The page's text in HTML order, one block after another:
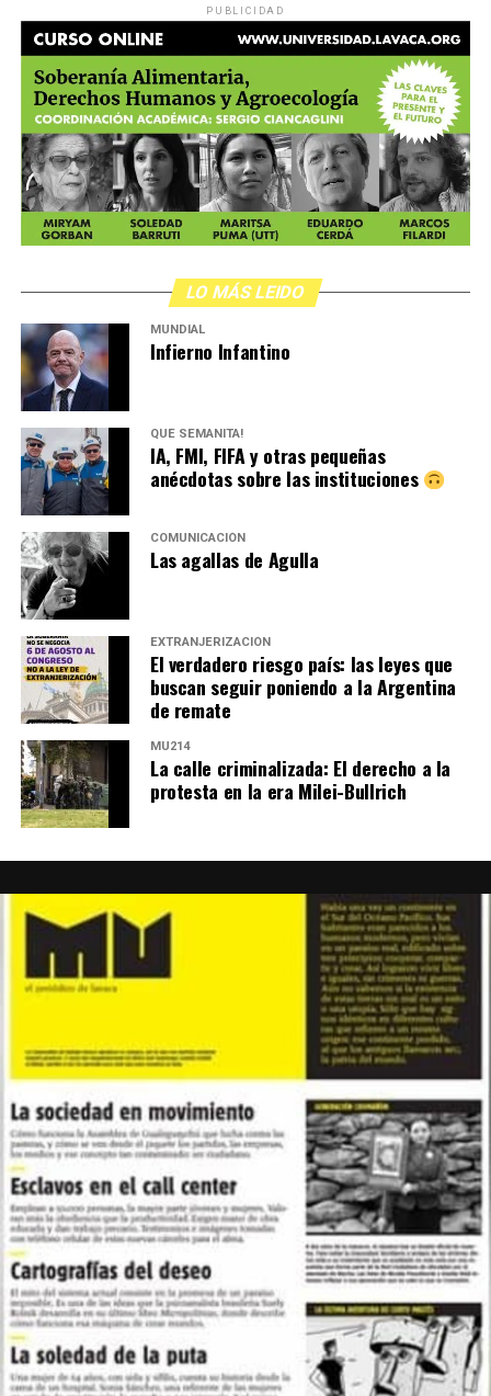
PUBLICIDAD
LO MÁS LEIDO
MUNDIAL
Infierno Infantino
QUÉ SEMANITA!
IA, FMI, FIFA y otras pequeñas
anécdotas sobre las instituciones
COMUNICACIÓN
Las agallas de Agulla
EXTRANJERIZACIÓN
El verdadero riesgo país: las leyes que
buscan seguir poniendo a la Argentina
de remate
MU214
La calle criminalizada: El derecho a la
protesta en la era Milei-Bullrich